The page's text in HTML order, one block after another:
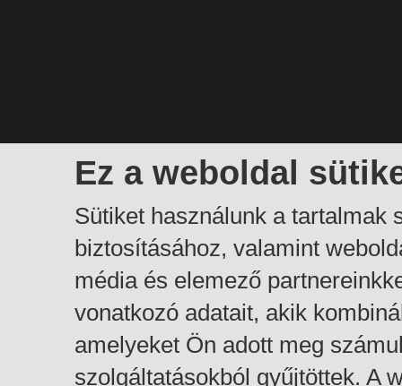
Ez a weboldal
Sütiket használunk a tartalmak
biztosításához, valamint
média és elemező
vonatkozó adatait, akik
amelyeket Ön adott meg
szolgáltatásokból gyűjtöttek. A